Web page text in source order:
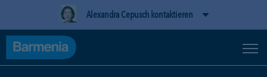
Alexandra Cepusch kontaktieren